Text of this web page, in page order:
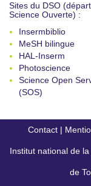
Sites du DSO
Science Ouverte) :
Insermbiblio
MeSH bilingue
HAL-Inserm
Photoscience
Science Open
(SOS)
Contact |
Institut national de
de